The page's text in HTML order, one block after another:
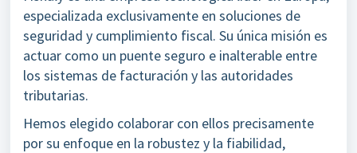
especializada exclusivamente en soluciones de
seguridad y cumplimiento fiscal. Su única misión es
actuar como un puente seguro e inalterable entre
los sistemas de facturación y las autoridades
tributarias.
Hemos elegido colaborar con ellos precisamente
por su enfoque en la robustez y la fiabilidad,